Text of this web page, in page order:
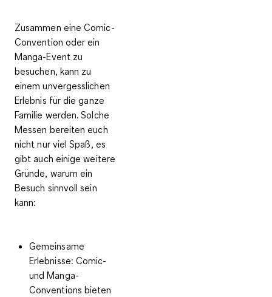
Zusammen eine Comic-
Convention oder ein
Manga-Event zu
besuchen, kann zu
einem unvergesslichen
Erlebnis für die ganze
Familie werden. Solche
Messen bereiten euch
nicht nur viel Spaß, es
gibt auch einige weitere
Gründe, warum ein
Besuch sinnvoll sein
kann:
Gemeinsame
Erlebnisse: Comic-
und Manga-
Conventions bieten